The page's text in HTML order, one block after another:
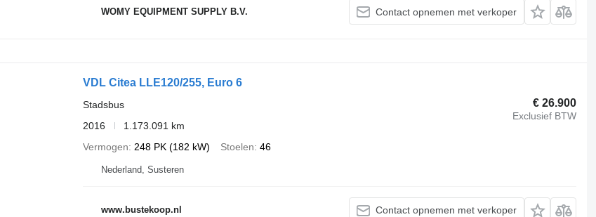
WOMY EQUIPMENT SUPPLY B.V. Contact opnemen met verkoper
VDL Citea LLE120/255, Euro 6
€ 26.900
Exclusief BTW
Stadsbus
2016
1.173.091 km
Vermogen
248 PK (182 kW) Stoelen 46
Nederland, Susteren
www.bustekoop.nl Contact opnemen met verkoper